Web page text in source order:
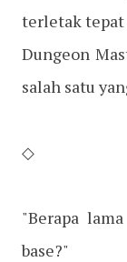
terletak tepat
Dungeon
salah satu
◇
"Berapa
base?"